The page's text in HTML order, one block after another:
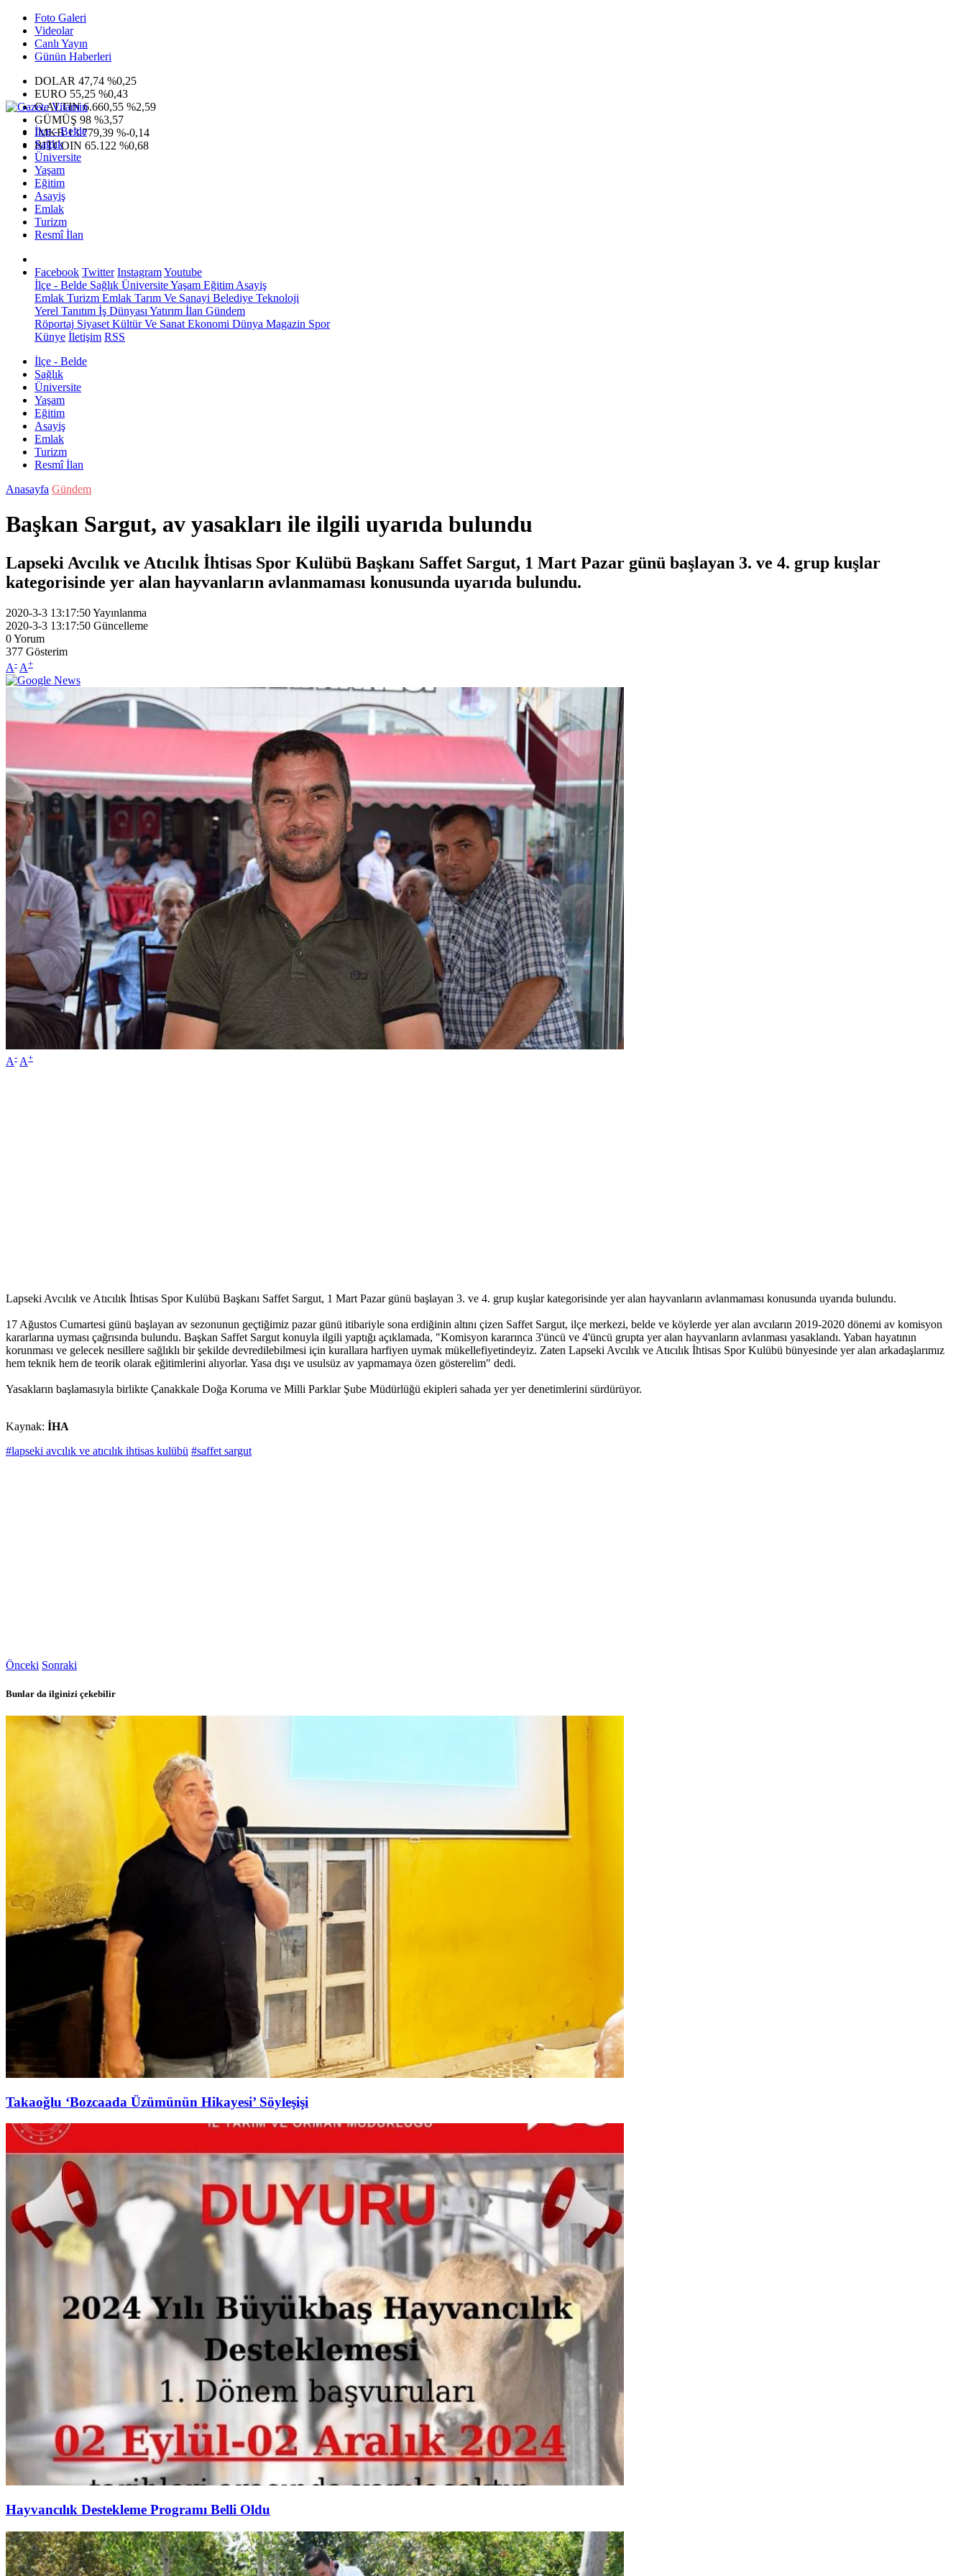
Foto Galeri
Videolar
Canlı Yayın
Günün Haberleri
DOLAR 47,74 %0,25
EURO 55,25 %0,43
G.ALTIN6.660,55 %2,59
GÜMÜŞ 98 %3,57
IMKB13.779,39 %-0,14
BITCOIN 65.122 %0,68
İlçe - Belde
Sağlık
Üniversite
Yaşam
Eğitim
Asayiş
Emlak
Turizm
Resmî İlan
Facebook Twitter InstagramYoutube
İlçe - Belde Sağlık ÜniversiteYaşam Eğitim Asayiş
Emlak Turizm Emlak Tarım Ve Sanayi Belediye Teknoloji
Yerel Tanıtım İş Dünyası Yatırım İlan Gündem
Röportaj Siyaset Kültür Ve Sanat Ekonomi Dünya Magazin Spor
Künye İletişim RSS
İlçe - Belde
Sağlık
Üniversite
Yaşam
Eğitim
Asayiş
Emlak
Turizm
Resmî İlan
Anasayfa Gündem
Başkan Sargut, av yasakları ile ilgili uyarıda bulundu
Lapseki Avcılık ve Atıcılık İhtisas Spor Kulübü Başkanı Saffet Sargut, 1 Mart Pazar günü başlayan 3. ve 4. grup kuşlar
kategorisinde yer alan hayvanların avlanmaması konusunda uyarıda bulundu.
2020-3-3 13:17:50Yayınlanma
2020-3-3 13:17:50 Güncelleme
0Yorum
377 Gösterim
A- A+
A- A+
Lapseki Avcılık ve Atıcılık İhtisas Spor Kulübü Başkanı Saffet Sargut, 1 Mart Pazar günü başlayan 3. ve 4. grup kuşlar kategorisinde yer alan hayvanların avlanmaması konusunda uyarıda bulundu.
17 Ağustos Cumartesi günü başlayan av sezonunun geçtiğimiz pazar günü itibariyle sona erdiğinin altını çizen Saffet Sargut, ilçe merkezi, belde ve köylerde yer alan avcıların 2019-2020 dönemi av komisyon
kararlarına uyması çağrısında bulundu. Başkan Saffet Sargut konuyla ilgili yaptığı açıklamada, "Komisyon kararınca 3'üncü ve 4'üncü grupta yer alan hayvanların avlanması yasaklandı. Yaban hayatının
korunması ve gelecek nesillere sağlıklı bir şekilde devredilebilmesi için kurallara harfiyen uymak mükellefiyetindeyiz. Zaten Lapseki Avcılık ve Atıcılık İhtisas Spor Kulübü bünyesinde yer alan arkadaşlarımız
hem teknik hem de teorik olarak eğitimlerini alıyorlar. Yasa dışı ve usulsüz av yapmamaya özen gösterelim" dedi.
Yasakların başlamasıyla birlikte Çanakkale Doğa Koruma ve Milli Parklar Şube Müdürlüğü ekipleri sahada yer yer denetimlerini sürdürüyor.
Kaynak: İHA
#lapseki avcılık ve atıcılık ihtisas kulübü #saffet sargut
Önceki Sonraki
Bunlar da ilginizi çekebilir
Takaoğlu ‘Bozcaada Üzümünün Hikayesi’ Söyleşişi
Hayvancılık Destekleme Programı Belli Oldu